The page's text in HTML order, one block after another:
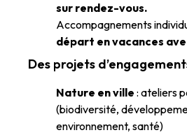
sur rendez-vous.
Accompagnements
départ en vacances
Des projets
Nature en ville : ateliers
(biodiversité,
environnement, santé)